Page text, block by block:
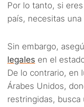
Por lo tanto, si
país, necesitas una
Sin embargo,
legales en el
De lo contrario, en
Árabes Unidos,
restringidas, busca